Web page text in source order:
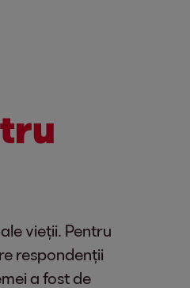
vieții. Pentru
respondenții
a fost de